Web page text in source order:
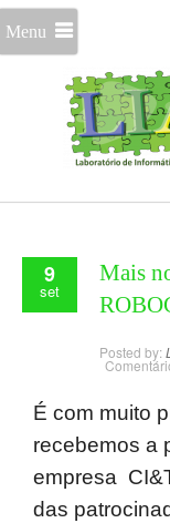
Menu
9
set
Mais
Posted by:
É com muito
recebemos a
empresa
das